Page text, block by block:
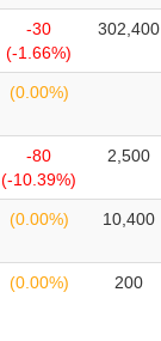
-30
(-1.66%)
302,400
(0.00%)
-80
(-10.39%)
2,500
(0.00%) 10,400
(0.00%) 200